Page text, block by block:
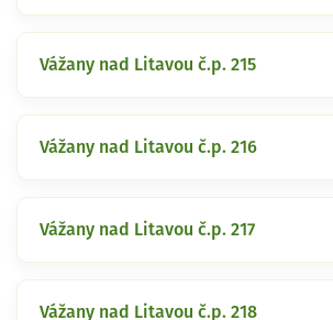
Vážany nad Litavou č.p. 215
Vážany nad Litavou č.p. 216
Vážany nad Litavou č.p. 217
Vážany nad Litavou č.p. 218